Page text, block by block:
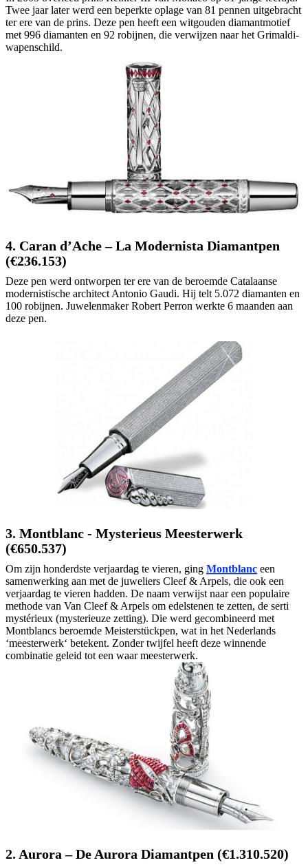
Twee jaar later werd een beperkte oplage van 81 pennen uitgebracht
ter ere van de prins. Deze pen heeft een witgouden diamantmotief
met 996 diamanten en 92 robijnen, die verwijzen naar het Grimaldi-
wapenschild.
4. Caran d’Ache – La Modernista Diamantpen
(€236.153)
Deze pen werd ontworpen ter ere van de beroemde Catalaanse
modernistische architect Antonio Gaudi. Hij telt 5.072 diamanten en
100 robijnen. Juwelenmaker Robert Perron werkte 6 maanden aan
deze pen.
3. Montblanc - Mysterieus Meesterwerk
(€650.537)
Om zijn honderdste verjaardag te vieren, ging Montblanc een
samenwerking aan met de juweliers Cleef & Arpels, die ook een
verjaardag te vieren hadden. De naam verwijst naar een populaire
methode van Van Cleef & Arpels om edelstenen te zetten, de serti
mystérieux (mysterieuze zetting). Die werd gecombineerd met
Montblancs beroemde Meisterstückpen, wat in het Nederlands
‘meesterwerk‘ betekent. Zonder twijfel heeft deze winnende
combinatie geleid tot een waar meesterwerk.
2. Aurora – De Aurora Diamantpen (€1.310.520)